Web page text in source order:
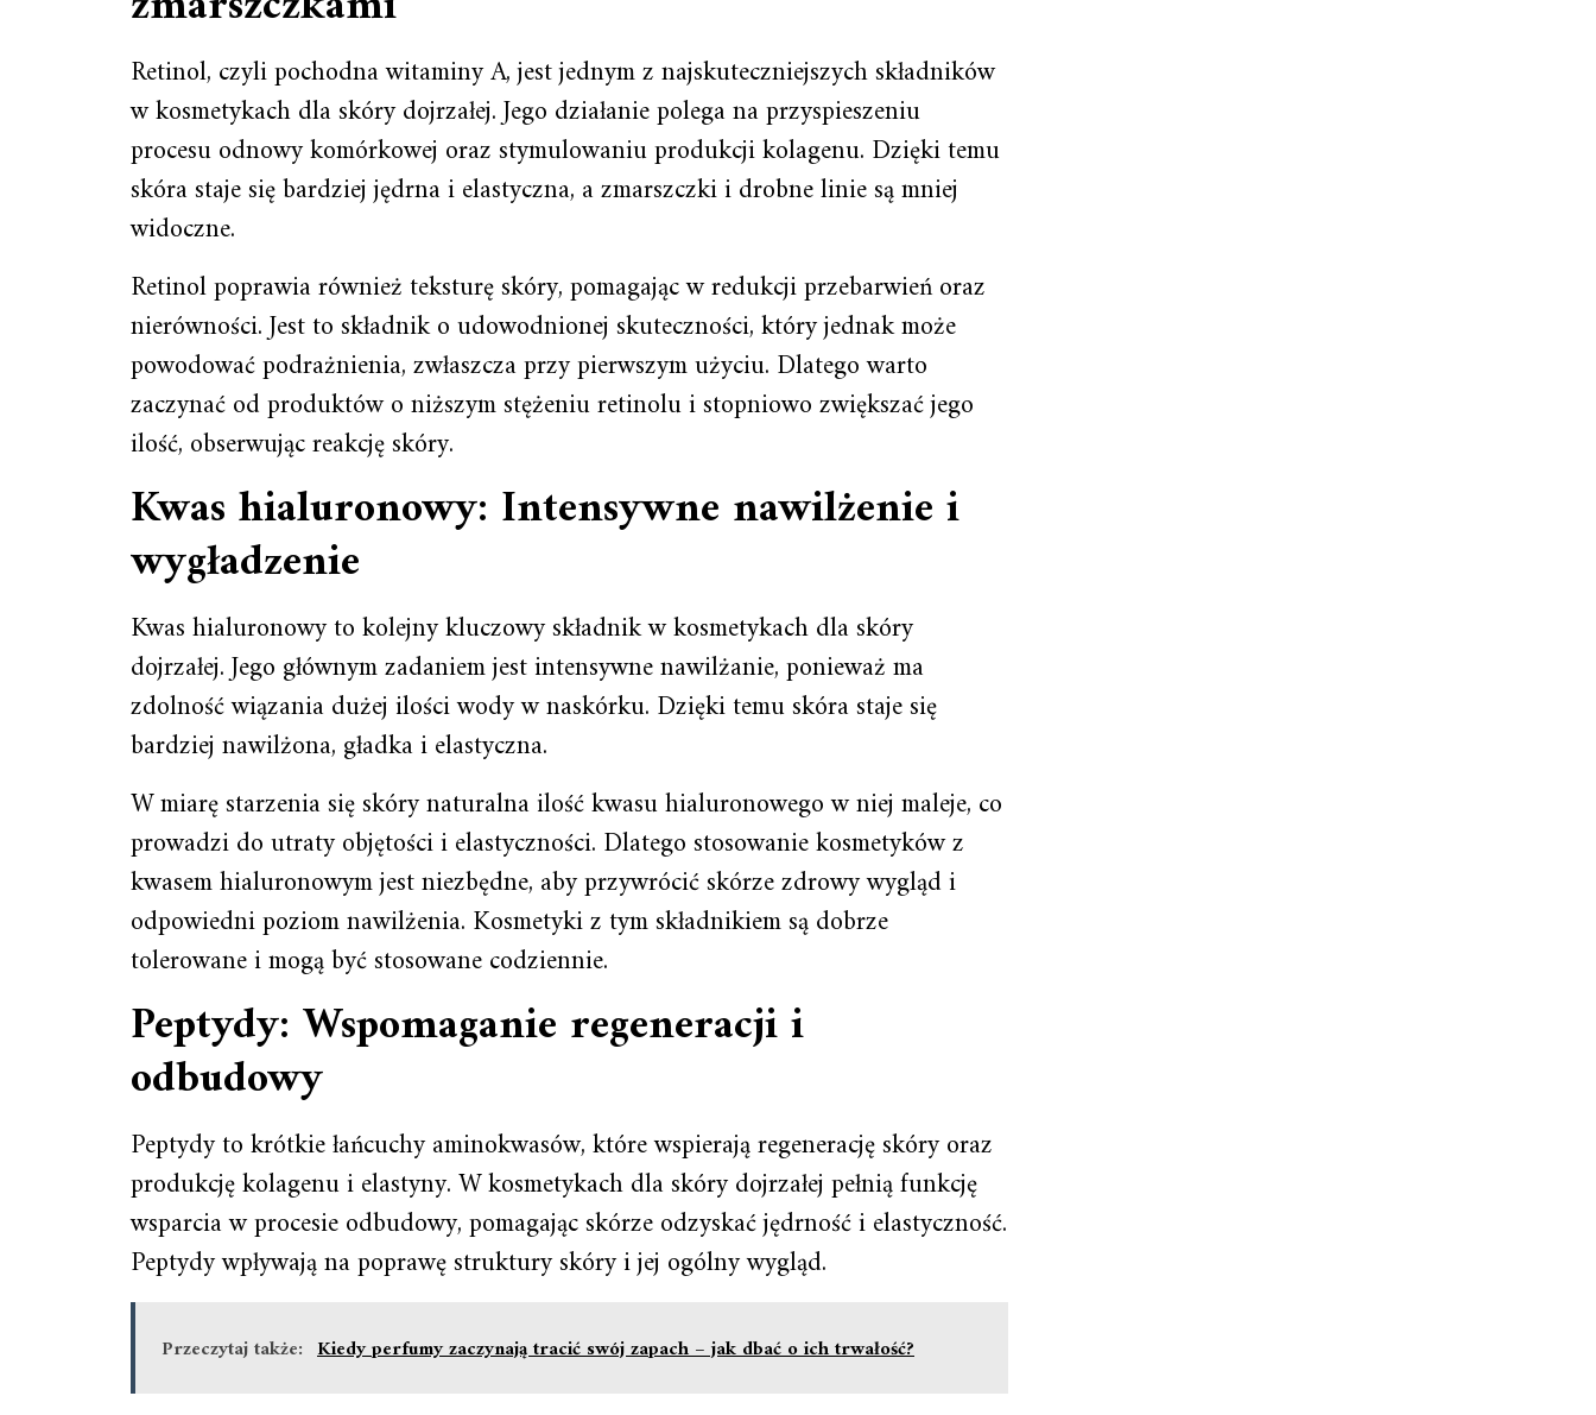
Retinol, czyli pochodna witaminy A, jest jednym z najskuteczniejszych składników
w kosmetykach dla skóry dojrzałej. Jego działanie polega na przyspieszeniu
procesu odnowy komórkowej oraz stymulowaniu produkcji kolagenu. Dzięki temu
skóra staje się bardziej jędrna i elastyczna, a zmarszczki i drobne linie są mniej
widoczne.
Retinol poprawia również teksturę skóry, pomagając w redukcji przebarwień oraz
nierówności. Jest to składnik o udowodnionej skuteczności, który jednak może
powodować podrażnienia, zwłaszcza przy pierwszym użyciu. Dlatego warto
zaczynać od produktów o niższym stężeniu retinolu i stopniowo zwiększać jego
ilość, obserwując reakcję skóry.
Kwas hialuronowy: Intensywne nawilżenie i
wygładzenie
Kwas hialuronowy to kolejny kluczowy składnik w kosmetykach dla skóry
dojrzałej. Jego głównym zadaniem jest intensywne nawilżanie, ponieważ ma
zdolność wiązania dużej ilości wody w naskórku. Dzięki temu skóra staje się
bardziej nawilżona, gładka i elastyczna.
W miarę starzenia się skóry naturalna ilość kwasu hialuronowego w niej maleje, co
prowadzi do utraty objętości i elastyczności. Dlatego stosowanie kosmetyków z
kwasem hialuronowym jest niezbędne, aby przywrócić skórze zdrowy wygląd i
odpowiedni poziom nawilżenia. Kosmetyki z tym składnikiem są dobrze
tolerowane i mogą być stosowane codziennie.
Peptydy: Wspomaganie regeneracji i
odbudowy
Peptydy to krótkie łańcuchy aminokwasów, które wspierają regenerację skóry oraz
produkcję kolagenu i elastyny. W kosmetykach dla skóry dojrzałej pełnią funkcję
wsparcia w procesie odbudowy, pomagając skórze odzyskać jędrność i elastyczność.
Peptydy wpływają na poprawę struktury skóry i jej ogólny wygląd.
Przeczytaj także: Kiedy perfumy zaczynają tracić swój zapach – jak dbać o ich trwałość?